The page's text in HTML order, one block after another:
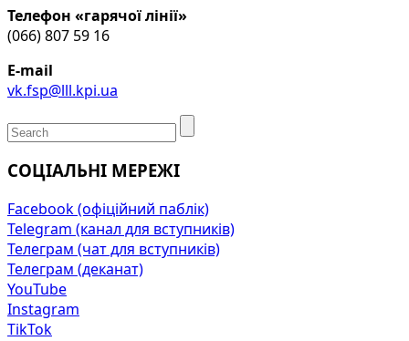
Телефон «гарячої лінії»
(066) 807 59 16
E-mail
vk.fsp@lll.kpi.ua
СОЦІАЛЬНІ МЕРЕЖІ
Facebook (офіційний паблік)
Telegram (канал для вступників)
Телеграм (чат для вступників)
Телеграм (деканат)
YouTube
Instagram
TikTok